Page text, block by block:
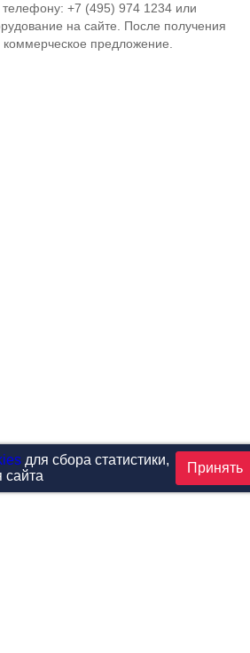
+7 (495) 974 1234 или
на сайте. После получения
предложение.
для сбора статистики,
сайта
Принять